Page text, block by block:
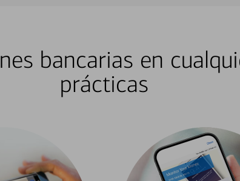
bancarias en
prácticas